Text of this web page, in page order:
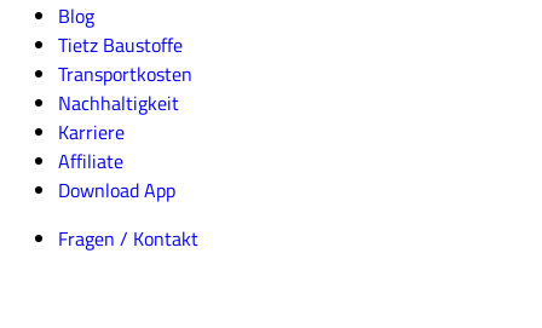
Blog
Tietz Baustoffe
Transportkosten
Nachhaltigkeit
Karriere
Affiliate
Download App
Fragen / Kontakt